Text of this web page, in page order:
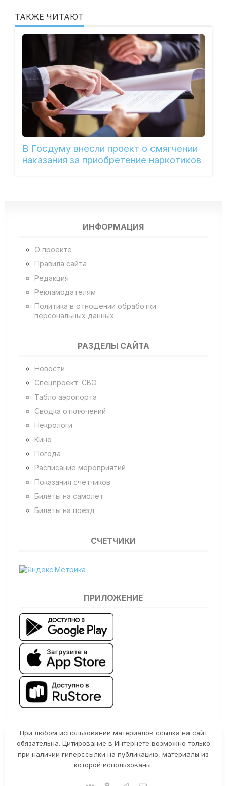
ТАКЖЕ ЧИТАЮТ
В Госдуму внесли проект о смягчении
наказания за приобретение наркотиков
ИНФОРМАЦИЯ
О проекте
Правила сайта
Редакция
Рекламодателям
Политика в отношении обработки
персональных данных
РАЗДЕЛЫ САЙТА
Новости
Спецпроект. СВО
Табло аэропорта
Сводка отключений
Некрологи
Кино
Погода
Расписание мероприятий
Показания счетчиков
Билеты на самолет
Билеты на поезд
СЧЕТЧИКИ
ПРИЛОЖЕНИЕ
При любом использовании материалов ссылка на сайт
обязательна. Цитирование в Интернете возможно только
при наличии гиперссылки на публикацию, материалы из
которой использованы.